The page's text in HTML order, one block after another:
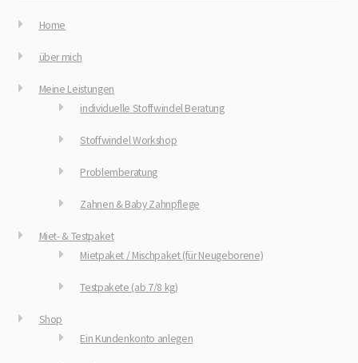
Home
über mich
Meine Leistungen
individuelle Stoffwindel Beratung
Stoffwindel Workshop
Problemberatung
Zahnen & Baby Zahnpflege
Miet- & Testpaket
Mietpaket / Mischpaket (für Neugeborene)
Testpakete (ab 7/8 kg)
Shop
Ein Kundenkonto anlegen